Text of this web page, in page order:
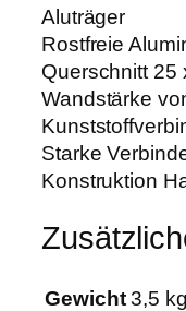
2
E
x
t
e
n
s
o
-
Aluträger
Rostfreie
Querschnitt 25
Wandstärke
Starke
Konstruktion
Gewicht 3,5 kg